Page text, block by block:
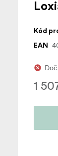
Kód
EAN
1